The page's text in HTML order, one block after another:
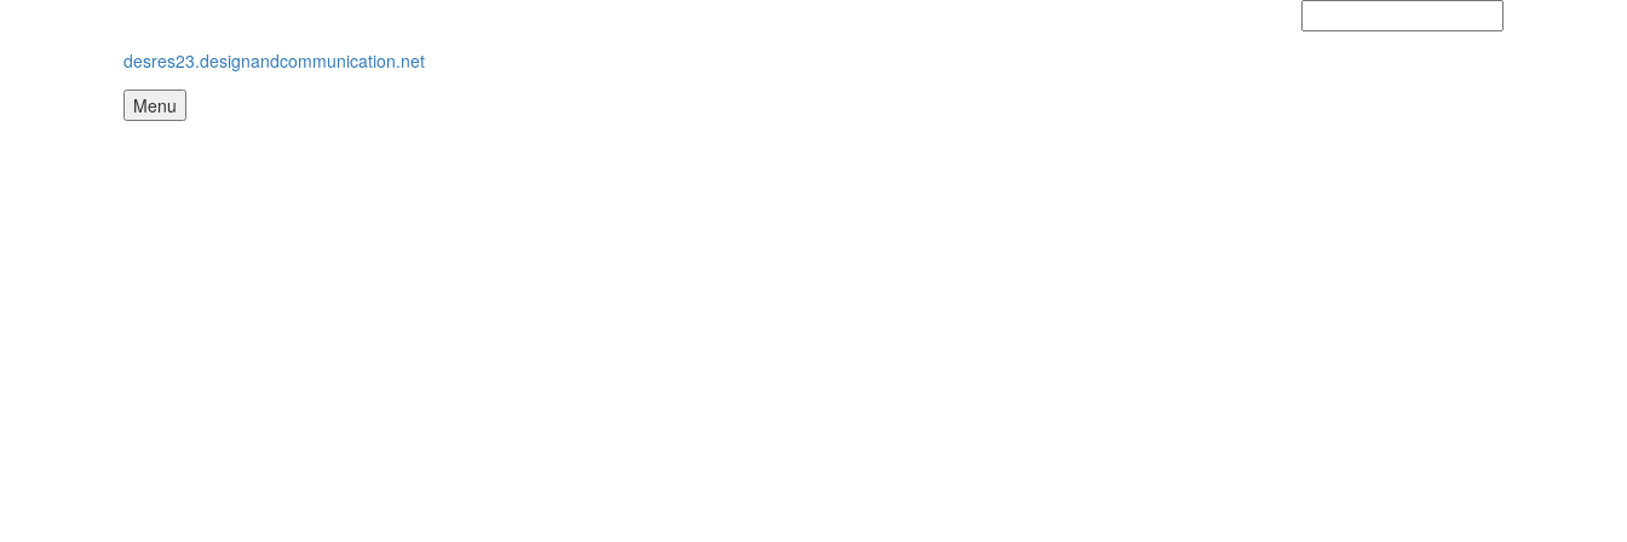
desres23.designandcommunication.net
Menu